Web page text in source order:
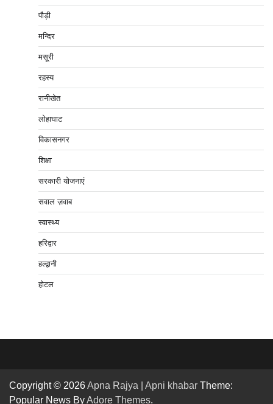
पौड़ी
मन्दिर
मसूरी
रहस्य
रानीखेत
लोहाघाट
विकासनगर
शिक्षा
सरकारी योजनाएं
सवाल ज़वाब
स्वास्थ्य
हरिद्वार
हल्द्वानी
होटल
Copyright © 2026Apna Rajya | Apni khabar Theme:
Popular News ByAdore Themes.